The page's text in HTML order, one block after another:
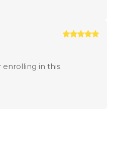
in this